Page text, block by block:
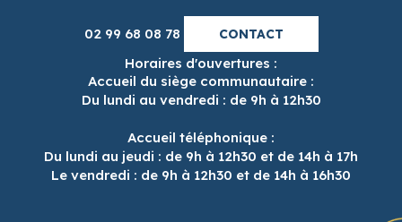
02 99 68 08 78 CONTACT
Horaires d'ouvertures :
Accueil du siège communautaire :
Du lundi au vendredi : de 9h à 12h30
Accueil téléphonique :
Du lundi au jeudi : de 9h à 12h30 et de 14h à 17h
Le vendredi : de 9h à 12h30 et de 14h à 16h30